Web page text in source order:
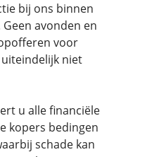
bij ons binnen
avonden en
voor
niet
u alle financiële
kopers bedingen
schade kan